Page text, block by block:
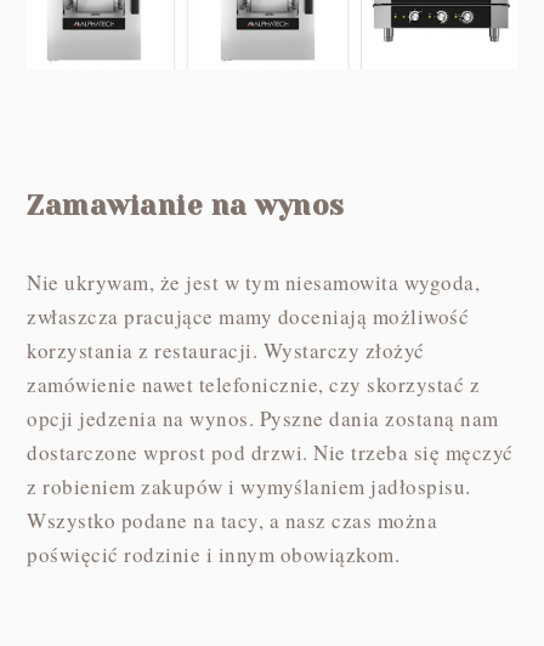
Zamawianie na wynos
Nie ukrywam, że jest w tym niesamowita wygoda,
zwłaszcza pracujące mamy doceniają możliwość
korzystania z restauracji. Wystarczy złożyć
zamówienie nawet telefonicznie, czy skorzystać z
opcji jedzenia na wynos. Pyszne dania zostaną nam
dostarczone wprost pod drzwi. Nie trzeba się męczyć
z robieniem zakupów i wymyślaniem jadłospisu.
Wszystko podane na tacy, a nasz czas można
poświęcić rodzinie i innym obowiązkom.